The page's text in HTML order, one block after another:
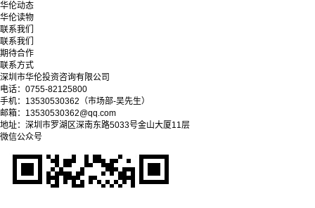
华伦动态
华伦读物
联系我们
联系我们
期待合作
联系方式
深圳市华伦投资咨询有限公司
电话：0755-82125800
手机：13530530362（市场部-吴先生）
邮箱：13530530362@qq.com
地址：深圳市罗湖区深南东路5033号金山大厦11层
微信公众号